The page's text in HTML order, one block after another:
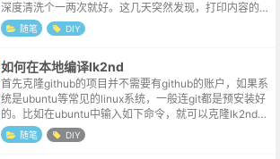
深度清洗个一两次就好。这几天突然发现，打印内容的反
面总是有条状黑色的墨痕，使用维护功能里的清晰导纸轨
多次后也没有得到改善，打开前盖...
随笔 DIY
如何在本地编译lk2nd
首先克隆github的项目并不需要有github的账户，如果系
统是ubuntu等常见的linux系统，一般连git都是预安装好
的。比如在ubuntu中输入如下命令，就可以克隆lk2nd项
目了：sudo git clone https:...
随笔 DIY